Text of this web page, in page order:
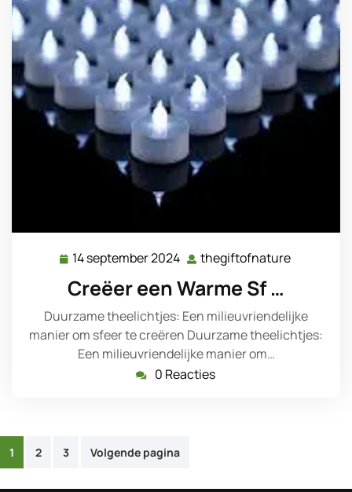
14 september 2024 14
september
2024
thegiftofnature
Creëer een Warme Sf …
Duurzame theelichtjes: Een milieuvriendelijke
manier om sfeer te creëren Duurzame theelichtjes:
Een milieuvriendelijke manier om…
0 Reacties
Posts
pagination
1 2 3 Volgende pagina